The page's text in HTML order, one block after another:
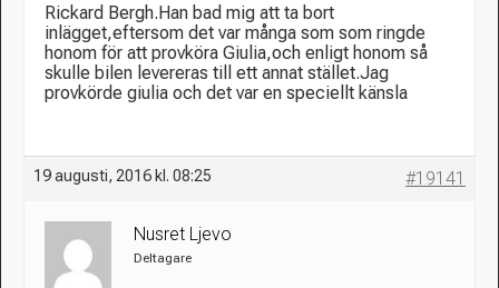
Rickard Bergh.Han bad mig att ta bort
inlägget,eftersom det var många som som ringde
honom för att provköra Giulia,och enligt honom så
skulle bilen levereras till ett annat stället.Jag
provkörde giulia och det var en speciellt känsla
19 augusti, 2016 kl. 08:25 #19141
Nusret Ljevo
Deltagare